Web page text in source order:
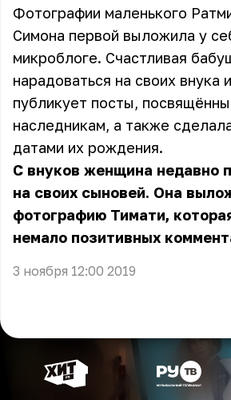
Фотографии маленького
Симона первой выложила у
микроблоге. Счастливая
нарадоваться на своих внука
публикует посты,
наследникам, а также
датами их рождения.
С внуков женщина недавно
на своих сыновей. Она
фотографию Тимати,
немало позитивных
3 ноября 12:00 2019